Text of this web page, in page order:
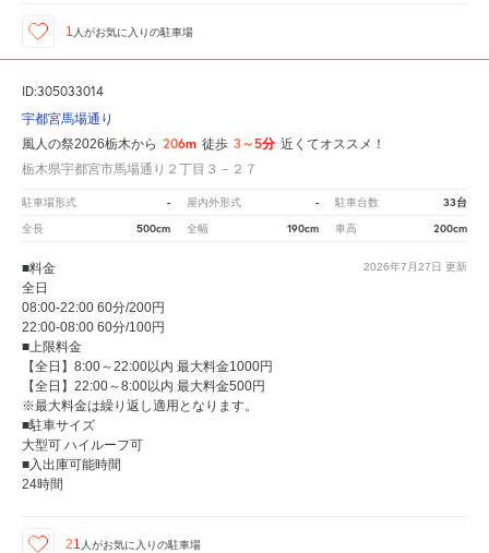
1 人がお気に入りの駐車場
ID:305033014
宇都宮馬場通り
風人の祭2026栃木から 206m 徒歩 3～5分 近くてオススメ！
栃木県宇都宮市馬場通り２丁目３－２７
駐車場形式 - 屋内外形式 - 駐車台数 33台
全長 500cm 全幅 190cm 車高 200cm
2026年7月27日 更新
■料金
全日
08:00-22:00 60分/200円
22:00-08:00 60分/100円
■上限料金
【全日】8:00～22:00以内 最大料金1000円
【全日】22:00～8:00以内 最大料金500円
※最大料金は繰り返し適用となります。
■駐車サイズ
大型可 ハイルーフ可
■入出庫可能時間
24時間
21 人がお気に入りの駐車場